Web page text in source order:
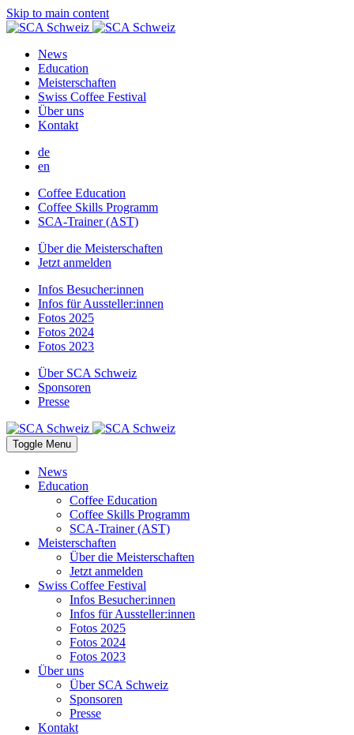
Skip to main content
News
Education
Meisterschaften
Swiss Coffee Festival
Über uns
Kontakt
de
en
Coffee Education
Coffee Skills Programm
SCA-Trainer (AST)
Über die Meisterschaften
Jetzt anmelden
Infos Besucher:innen
Infos für Aussteller:innen
Fotos 2025
Fotos 2024
Fotos 2023
Über SCA Schweiz
Sponsoren
Presse
Toggle Menu
News
Education
Coffee Education
Coffee Skills Programm
SCA-Trainer (AST)
Meisterschaften
Über die Meisterschaften
Jetzt anmelden
Swiss Coffee Festival
Infos Besucher:innen
Infos für Aussteller:innen
Fotos 2025
Fotos 2024
Fotos 2023
Über uns
Über SCA Schweiz
Sponsoren
Presse
Kontakt